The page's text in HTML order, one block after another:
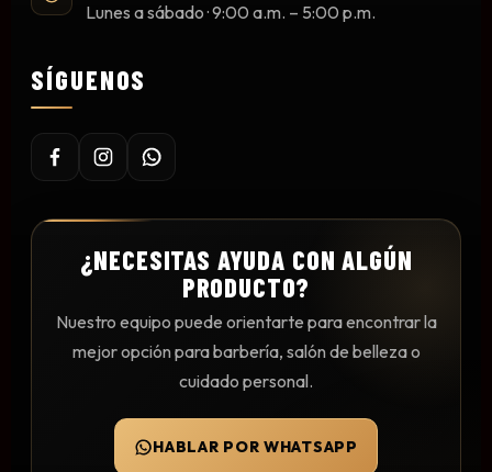
Máquinas de Pedicura
Equipos y Más
Lunes a sábado · 9:00 a.m. – 5:00 p.m.
SÍGUENOS
¿NECESITAS AYUDA CON ALGÚN
PRODUCTO?
Nuestro equipo puede orientarte para encontrar la
mejor opción para barbería, salón de belleza o
cuidado personal.
HABLAR POR WHATSAPP